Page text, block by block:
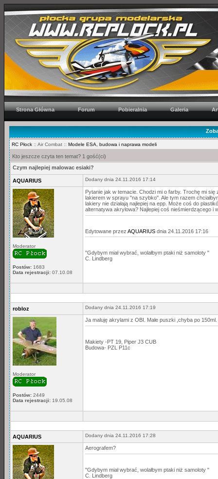
Strona Główna Forum Pobieralnia Galeria
RC Płock :: Air Combat :: Modele ESA, budowa i naprawa modeli
Kto jeszcze czyta ten temat? 1 gość(ci)
Czym najlepiej malowac esiaki?
AQUARIUS Dodany dnia 24.11.2016 17:14
Moderator
Postów: 1683
Data rejestracji: 07.10.08
Pytanie jak w temacie. Chodzi mi o farby. Trochę mi się
lakierem w sprayu "na szybko". Ale tym razem
lakiery nie działają najlepiej na epp. Może coś do
alternatywa akrylowa? Najlepiej coś nieśmierdzącego
Edytowane przez AQUARIUS dnia 24.11.2016 17:16
"Gdybym miał wybrać, wolałbym ptaki niż samoloty "
C. Lindberg
robloz Dodany dnia 24.11.2016 17:19
Moderator
Postów: 2449
Data rejestracji: 19.05.08
Ja maluję akrylami z OBI. Małe puszki ,chyba po
Makiety -PT 19, Piper J3 CUB
Budowa- PZL P11c
AQUARIUS Dodany dnia 24.11.2016 17:28
Aerografem?
"Gdybym miał wybrać, wolałbym ptaki niż samoloty "
C. Lindberg